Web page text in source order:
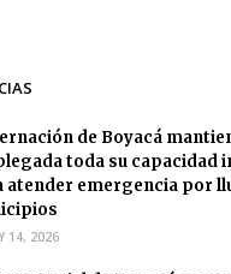
de Boyacá
toda su capacidad
atender emergencia por
14, 2026